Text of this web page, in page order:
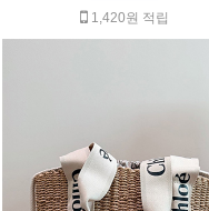
1,420원 적립